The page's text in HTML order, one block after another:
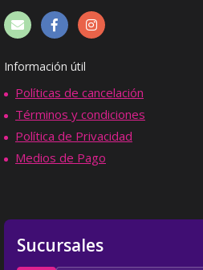
Información útil
Políticas de cancelación
Términos y condiciones
Política de Privacidad
Medios de Pago
Sucursales